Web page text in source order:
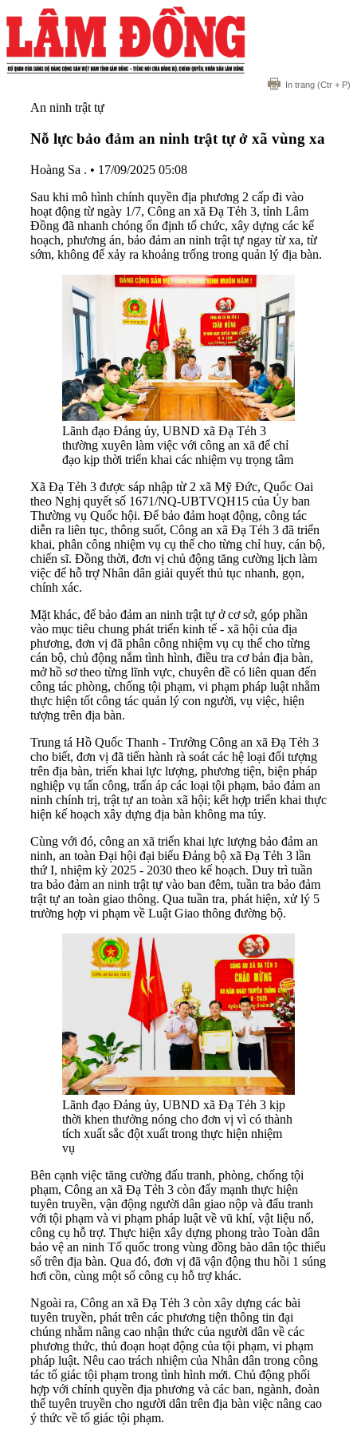
In trang (Ctr + P)
An ninh trật tự
Nỗ lực bảo đảm an ninh trật tự ở xã vùng xa
Hoàng Sa . • 17/09/2025 05:08
Sau khi mô hình chính quyền địa phương 2 cấp đi vào
hoạt động từ ngày 1/7, Công an xã Đạ Tẻh 3, tỉnh Lâm
Đồng đã nhanh chóng ổn định tổ chức, xây dựng các kế
hoạch, phương án, bảo đảm an ninh trật tự ngay từ xa, từ
sớm, không để xảy ra khoảng trống trong quản lý địa bàn.
Lãnh đạo Đảng ủy, UBND xã Đạ Tẻh 3
thường xuyên làm việc với công an xã để chỉ
đạo kịp thời triển khai các nhiệm vụ trọng tâm
Xã Đạ Tẻh 3 được sáp nhập từ 2 xã Mỹ Đức, Quốc Oai
theo Nghị quyết số 1671/NQ-UBTVQH15 của Ủy ban
Thường vụ Quốc hội. Để bảo đảm hoạt động, công tác
diễn ra liên tục, thông suốt, Công an xã Đạ Tẻh 3 đã triển
khai, phân công nhiệm vụ cụ thể cho từng chỉ huy, cán bộ,
chiến sĩ. Đồng thời, đơn vị chủ động tăng cường lịch làm
việc để hỗ trợ Nhân dân giải quyết thủ tục nhanh, gọn,
chính xác.
Mặt khác, để bảo đảm an ninh trật tự ở cơ sở, góp phần
vào mục tiêu chung phát triển kinh tế - xã hội của địa
phương, đơn vị đã phân công nhiệm vụ cụ thể cho từng
cán bộ, chủ động nắm tình hình, điều tra cơ bản địa bàn,
mở hồ sơ theo từng lĩnh vực, chuyên đề có liên quan đến
công tác phòng, chống tội phạm, vi phạm pháp luật nhằm
thực hiện tốt công tác quản lý con người, vụ việc, hiện
tượng trên địa bàn.
Trung tá Hồ Quốc Thanh - Trưởng Công an xã Đạ Tẻh 3
cho biết, đơn vị đã tiến hành rà soát các hệ loại đối tượng
trên địa bàn, triển khai lực lượng, phương tiện, biện pháp
nghiệp vụ tấn công, trấn áp các loại tội phạm, bảo đảm an
ninh chính trị, trật tự an toàn xã hội; kết hợp triển khai thực
hiện kế hoạch xây dựng địa bàn không ma túy.
Cùng với đó, công an xã triển khai lực lượng bảo đảm an
ninh, an toàn Đại hội đại biểu Đảng bộ xã Đạ Tẻh 3 lần
thứ I, nhiệm kỳ 2025 - 2030 theo kế hoạch. Duy trì tuần
tra bảo đảm an ninh trật tự vào ban đêm, tuần tra bảo đảm
trật tự an toàn giao thông. Qua tuần tra, phát hiện, xử lý 5
trường hợp vi phạm về Luật Giao thông đường bộ.
Lãnh đạo Đảng ủy, UBND xã Đạ Tẻh 3 kịp
thời khen thưởng nóng cho đơn vị vì có thành
tích xuất sắc đột xuất trong thực hiện nhiệm
vụ
Bên cạnh việc tăng cường đấu tranh, phòng, chống tội
phạm, Công an xã Đạ Tẻh 3 còn đẩy mạnh thực hiện
tuyên truyền, vận động người dân giao nộp và đấu tranh
với tội phạm và vi phạm pháp luật về vũ khí, vật liệu nổ,
công cụ hỗ trợ. Thực hiện xây dựng phong trào Toàn dân
bảo vệ an ninh Tổ quốc trong vùng đồng bào dân tộc thiểu
số trên địa bàn. Qua đó, đơn vị đã vận động thu hồi 1 súng
hơi cồn, cùng một số công cụ hỗ trợ khác.
Ngoài ra, Công an xã Đạ Tẻh 3 còn xây dựng các bài
tuyên truyền, phát trên các phương tiện thông tin đại
chúng nhằm nâng cao nhận thức của người dân về các
phương thức, thủ đoạn hoạt động của tội phạm, vi phạm
pháp luật. Nêu cao trách nhiệm của Nhân dân trong công
tác tố giác tội phạm trong tình hình mới. Chủ động phối
hợp với chính quyền địa phương và các ban, ngành, đoàn
thể tuyên truyền cho người dân trên địa bàn việc nâng cao
ý thức về tố giác tội phạm.